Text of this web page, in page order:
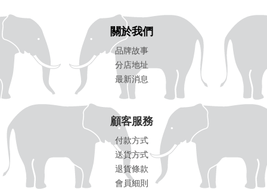
關於我們
品牌故事
分店地址
最新消息
顧客服務
付款方式
送貨方式
退貨條款
會員細則